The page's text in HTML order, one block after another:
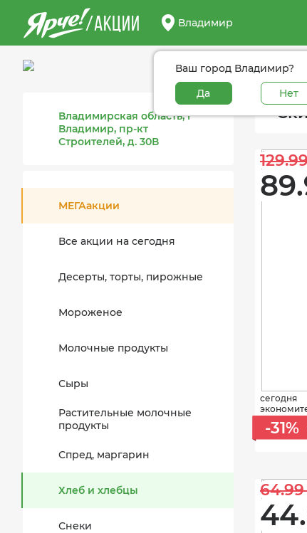
/АКЦИИ Владимир
Ваш город Владимир?
Да
Нет
Владимирская область, г
Владимир, пр-кт
Строителей, д. 30В
МЕГАакции
Все акции на сегодня
Десерты, торты, пирожные
Мороженое
Молочные продукты
Сыры
Растительные молочные
продукты
Спред, маргарин
Хлеб и хлебцы
Снеки
сегодня
-31%